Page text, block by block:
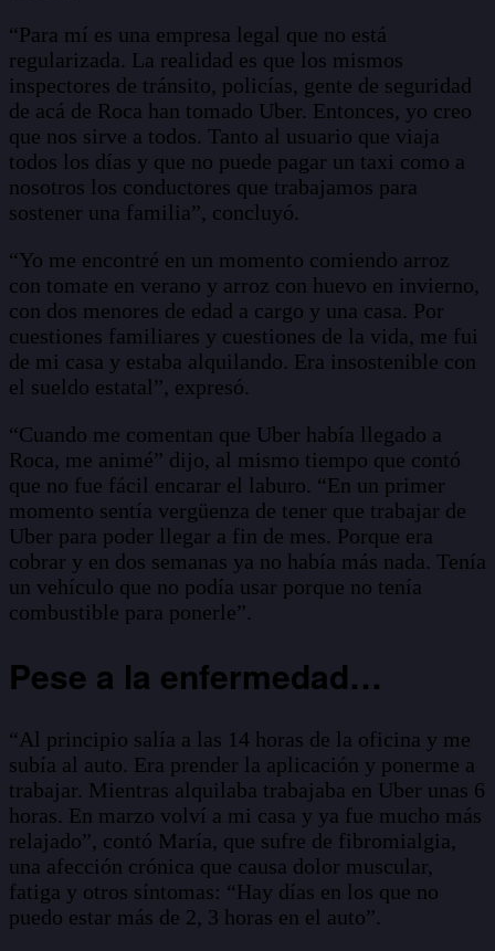
“Para mí es una empresa legal que no está
regularizada. La realidad es que los mismos
inspectores de tránsito, policías, gente de seguridad
de acá de Roca han tomado Uber. Entonces, yo creo
que nos sirve a todos. Tanto al usuario que viaja
todos los días y que no puede pagar un taxi como a
nosotros los conductores que trabajamos para
sostener una familia”, concluyó.
“Yo me encontré en un momento comiendo arroz
con tomate en verano y arroz con huevo en invierno,
con dos menores de edad a cargo y una casa. Por
cuestiones familiares y cuestiones de la vida, me fui
de mi casa y estaba alquilando. Era insostenible con
el sueldo estatal”, expresó.
“Cuando me comentan que Uber había llegado a
Roca, me animé” dijo, al mismo tiempo que contó
que no fue fácil encarar el laburo. “En un primer
momento sentía vergüenza de tener que trabajar de
Uber para poder llegar a fin de mes. Porque era
cobrar y en dos semanas ya no había más nada. Tenía
un vehículo que no podía usar porque no tenía
combustible para ponerle”.
Pese a la enfermedad…
“Al principio salía a las 14 horas de la oficina y me
subía al auto. Era prender la aplicación y ponerme a
trabajar. Mientras alquilaba trabajaba en Uber unas 6
horas. En marzo volví a mi casa y ya fue mucho más
relajado”, contó María, que sufre de fibromialgia,
una afección crónica que causa dolor muscular,
fatiga y otros síntomas: “Hay días en los que no
puedo estar más de 2, 3 horas en el auto”.